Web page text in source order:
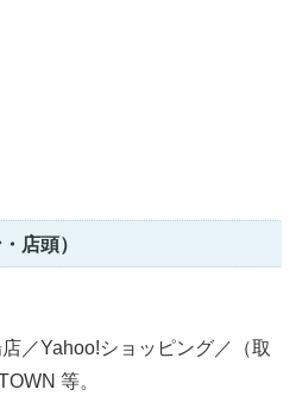
店頭）
／Yahoo!ショッピング／（取
等。